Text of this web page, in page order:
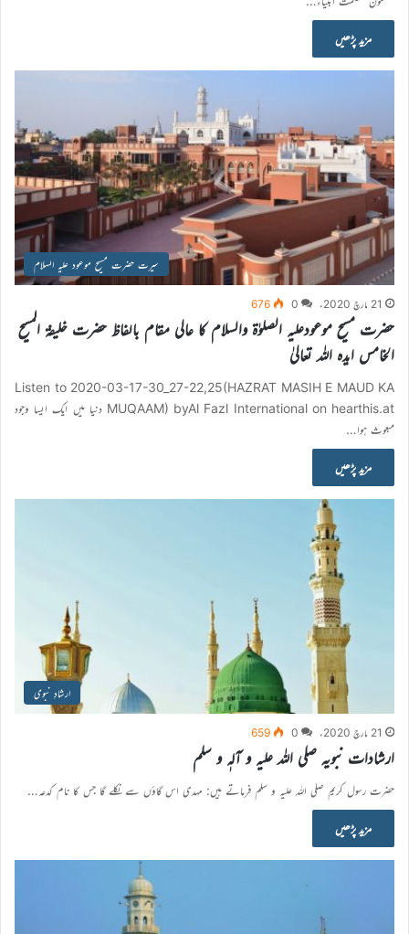
مزید پڑھیں
سیرت حضرت مسیح موعود علیہ السلام
21 مارچ 2020ء 0
676
حضرت مسیح موعودعلیہ الصلوٰۃ والسلام کا عالی مقام بالفاظ حضرت خلیفۃ المسیح
الخامس ایدہ اللہ تعالیٰ
Listen to 2020-03-17-30_27-22,25(HAZRAT MASIH E MAUD KA
MUQAAM) byAl Fazl International on hearthis.at دنیا میں ایک ایسا وجود
مبعوث ہوا…
مزید پڑھیں
ارشادِ نبوی
21 مارچ 2020ء 0
659
ارشادات نبویہ صلی اللہ علیہ و آلہٖ و سلم
حضرت رسول کریم صلی اللہ علیہ و سلم فرماتے ہیں: مہدی اس گاؤں سے نکلے گا جس کا نام کدعہ…
مزید پڑھیں